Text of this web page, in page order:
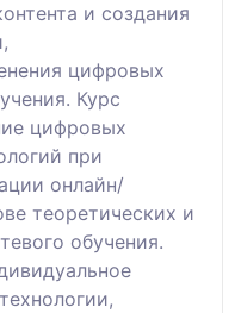
и создания
цифровых
Курс
цифровых
при
онлайн/
теоретических и
обучения.